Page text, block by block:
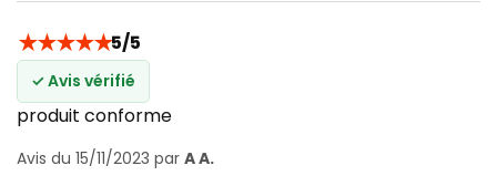
★★★★★5/5
✓ Avis vérifié
produit conforme
Avis du 15/11/2023 par A A.